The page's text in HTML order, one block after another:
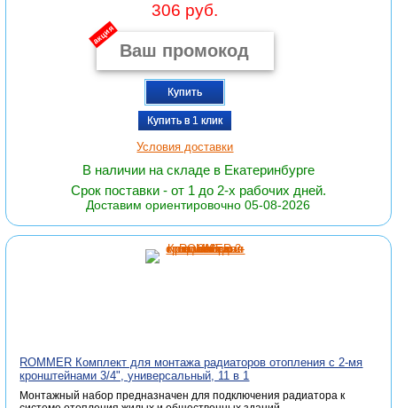
306 руб.
акция
Купить
Купить в 1 клик
Условия доставки
В наличии на складе в Екатеринбурге
Срок поставки - от 1 до 2-х рабочих дней.
Доставим ориентировочно 05-08-2026
ROMMER Комплект для монтажа радиаторов отопления с 2-мя
кронштейнами 3/4", универсальный, 11 в 1
Монтажный набор предназначен для подключения радиатора к